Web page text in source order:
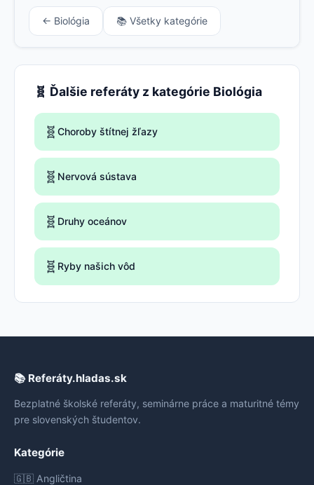
← Biológia 📚 Všetky kategórie
🧬 Ďalšie referáty z kategórie Biológia
🧬 Choroby štítnej žľazy
🧬 Nervová sústava
🧬 Druhy oceánov
🧬 Ryby našich vôd
📚 Referáty.hladas.sk
Bezplatné školské referáty, seminárne práce a maturitné témy
pre slovenských študentov.
Kategórie
🇬🇧 Angličtina